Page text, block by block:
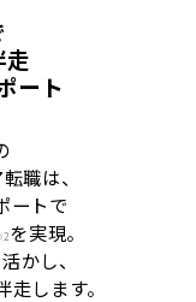
走
ート
職は、
ートで
を実現。
かし、
します。